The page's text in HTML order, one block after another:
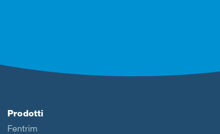
Prodotti
Fentrim